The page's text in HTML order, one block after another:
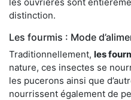
distinction.
Les fourmis : Mode
Traditionnellement, les
nature, ces insectes se
les pucerons ainsi que
nourrissent également de